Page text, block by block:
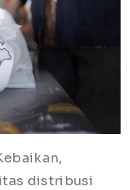
distribusi